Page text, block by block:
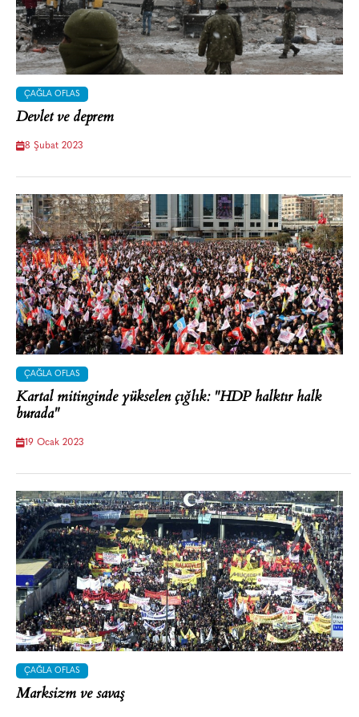
ÇAĞLA OFLAS
Devlet ve deprem
8 Şubat 2023
ÇAĞLA OFLAS
Kartal mitinginde yükselen çığlık: "HDP halktır halk
burada"
19 Ocak 2023
ÇAĞLA OFLAS
Marksizm ve savaş